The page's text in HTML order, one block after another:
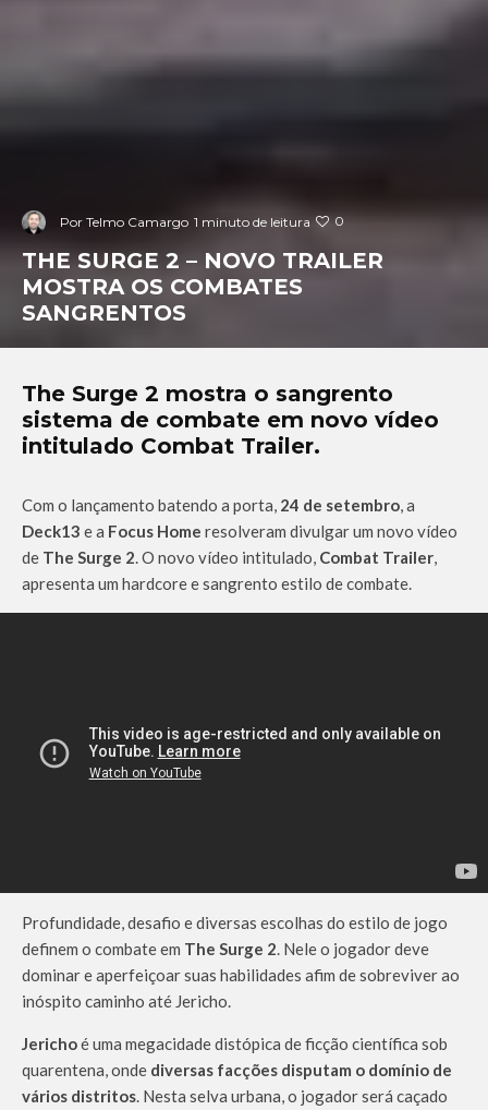
Por Telmo Camargo 1 minuto de leitura 0
THE SURGE 2 – NOVO TRAILER
MOSTRA OS COMBATES
SANGRENTOS
The Surge 2 mostra o sangrento
sistema de combate em novo vídeo
intitulado Combat Trailer.
Com o lançamento batendo a porta, 24 de setembro, a
Deck13 e a Focus Home resolveram divulgar um novo vídeo
de The Surge 2. O novo vídeo intitulado, Combat Trailer,
apresenta um hardcore e sangrento estilo de combate.
Profundidade, desafio e diversas escolhas do estilo de jogo
definem o combate em The Surge 2. Nele o jogador deve
dominar e aperfeiçoar suas habilidades afim de sobreviver ao
inóspito caminho até Jericho.
Jerichoé uma megacidade distópica de ficção científica sob
quarentena, onde diversas facções disputam o domínio de
vários distritos. Nesta selva urbana, o jogador será caçado